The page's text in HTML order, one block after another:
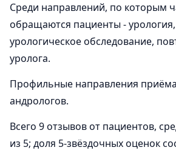
Среди направлений, по которым
обращаются пациенты -
урологическое обследование,
уролога.
Профильные направления
андрологов.
Всего 9 отзывов от пациентов,
из 5; доля 5-звёздочных оценок